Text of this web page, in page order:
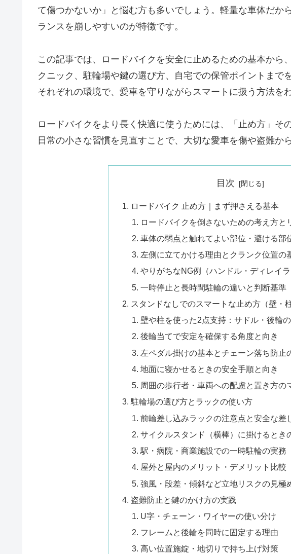
て傷つかないか」と悩む方も多いでしょう。軽量な車体だか
ランスを崩しやすいのが特徴です。
この記事では、ロードバイクを安全に止めるための基本から
クニック、駐輪場や鍵の選び方、自宅での保管ポイントまで
それぞれの環境で、愛車を守りながらスマートに扱う方法を
ロードバイクをより長く快適に使うためには、「止め方」そ
日常の小さな習慣を見直すことで、大切な愛車を傷や盗難か
目次
ロードバイク 止め方｜まず押さえる基本
ロードバイクを倒さないための考え方と
車体の弱点と触れてよい部位・避ける部
左側に立てかける理由とクランク位置の
やりがちなNG例（ハンドル・ディレイラ
一時停止と長時間駐輪の違いと判断基準
スタンドなしでのスマートな止め方（壁・
壁や柱を使った2点支持：サドル・後輪
後輪当てで安定を確保する角度と向き
左ペダル掛けの基本とチェーン落ち防止
地面に寝かせるときの安全手順と向き
周囲の歩行者・車両への配慮と置き方の
駐輪場の選び方とラックの使い方
前輪差し込みラックの注意点と安全な差
サイクルスタンド（横棒）に掛けるとき
駅・病院・商業施設での一時駐輪の実務
屋外と屋内のメリット・デメリット比較
強風・段差・傾斜など立地リスクの見極
盗難防止と鍵のかけ方の実践
U字・チェーン・ワイヤーの使い分け
フレームと後輪を同時に固定する理由
高い位置施錠・地切りで持ち上げ対策